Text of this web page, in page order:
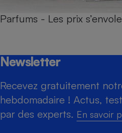
Parfums - Les prix
Newsletter
Recevez gratuitement
hebdomadaire ! Actus,
par des experts. En savoir